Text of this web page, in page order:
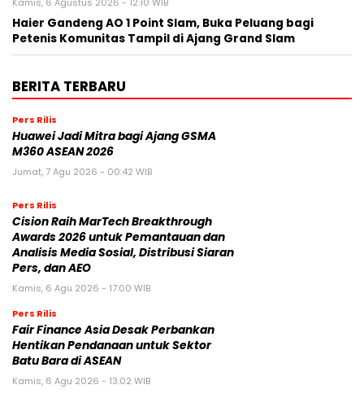
Haier Gandeng AO 1 Point Slam, Buka Peluang bagi
Petenis Komunitas Tampil di Ajang Grand Slam
BERITA TERBARU
Pers Rilis
Huawei Jadi Mitra bagi Ajang GSMA
M360 ASEAN 2026
Jumat, 7 Agu 2026 - 00:42 WIB
Pers Rilis
Cision Raih MarTech Breakthrough
Awards 2026 untuk Pemantauan dan
Analisis Media Sosial, Distribusi Siaran
Pers, dan AEO
Kamis, 6 Agu 2026 - 17:00 WIB
Pers Rilis
Fair Finance Asia Desak Perbankan
Hentikan Pendanaan untuk Sektor
Batu Bara di ASEAN
Kamis, 6 Agu 2026 - 13:02 WIB